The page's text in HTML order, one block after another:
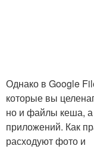
Однако в Google
которые вы
но и файлы кеша,
приложений. Как
расходуют фото и